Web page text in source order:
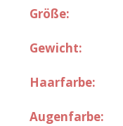
Größe:
Gewicht:
Haarfarbe:
Augenfarbe: